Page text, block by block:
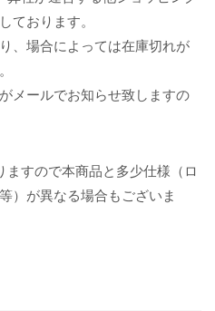
ております。
、場合によっては在庫切れが
メールでお知らせ致しますの
すので本商品と多少仕様（ロ
）が異なる場合もございま